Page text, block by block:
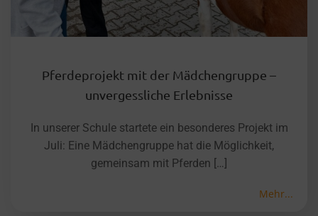
Pferdeprojekt mit der Mädchengruppe –
unvergessliche Erlebnisse
In unserer Schule startete ein besonderes Projekt im
Juli: Eine Mädchengruppe hat die Möglichkeit,
gemeinsam mit Pferden […]
Mehr...